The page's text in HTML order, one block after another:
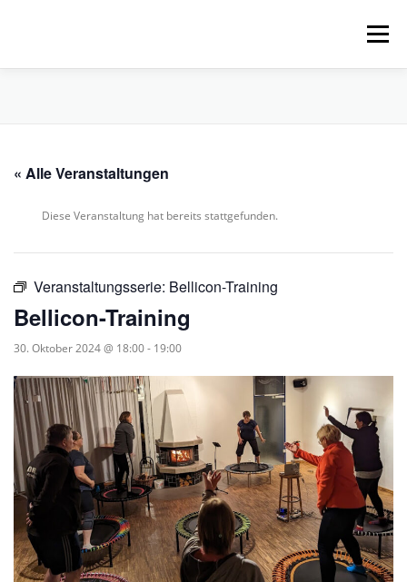
Menü
VERLEIH, TOUREN UND SUP
« Alle Veranstaltungen
Diese Veranstaltung hat bereits stattgefunden.
Veranstaltungsserie: Bellicon-Training
Bellicon-Training
30. Oktober 2024 @ 18:00- 19:00